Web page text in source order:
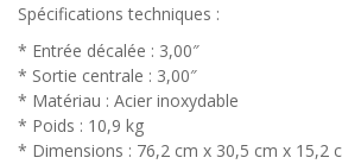
Spécifications techniques :
* Entrée décalée : 3,00″
* Sortie centrale : 3,00″
* Matériau : Acier inoxydable
* Poids : 10,9 kg
* Dimensions : 76,2 cm x 30,5 cm x 15,2